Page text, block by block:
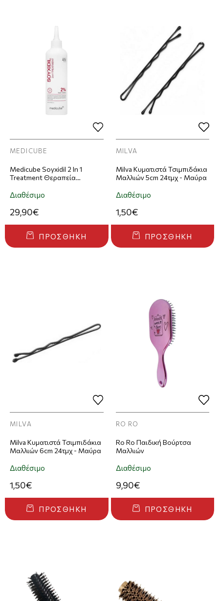
MEDICUBE
Medicube Soyxidil 2 In 1
Treatment Θεραπεία
Διαθέσιμο
29,90€
ΠΡΟΣΘΉΚΗ
MILVA
Milva Κυματιστά Τσιμπιδάκια
Μαλλιών 5cm 24τμχ - Μαύρα
Διαθέσιμο
1,50€
ΠΡΟΣΘΉΚΗ
MILVA
Milva Κυματιστά Τσιμπιδάκια
Μαλλιών 6cm 24τμχ - Μαύρα
Διαθέσιμο
1,50€
ΠΡΟΣΘΉΚΗ
RO RO
Ro Ro Παιδική Βούρτσα
Μαλλιών
Διαθέσιμο
9,90€
ΠΡΟΣΘΉΚΗ